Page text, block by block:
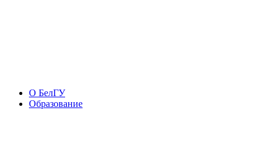
О БелГУ
Образование